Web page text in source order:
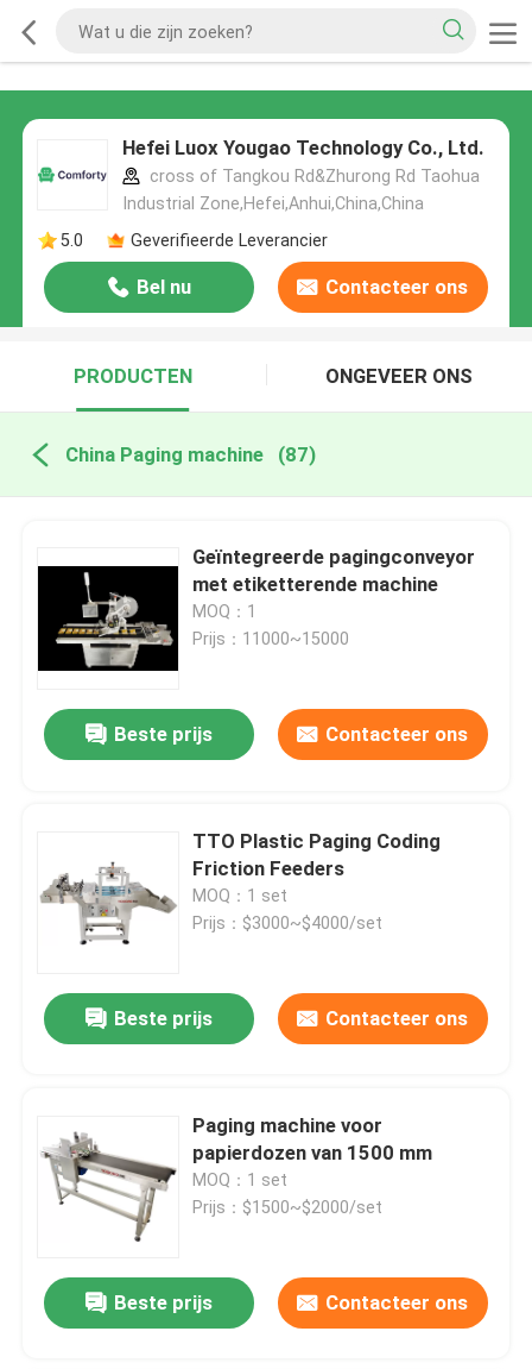
Hefei Luox Yougao Technology Co., Ltd.
cross of Tangkou Rd&Zhurong Rd Taohua
Industrial Zone,Hefei,Anhui,China,China
5.0
Geverifieerde Leverancier
Bel nu Contacteer ons
PRODUCTEN ONGEVEER ONS
China Paging machine (87)
Geïntegreerde pagingconveyor
met etiketterende machine
MOQ：1
Prijs：11000~15000
Beste prijs Contacteer ons
TTO Plastic Paging Coding
Friction Feeders
MOQ：1 set
Prijs：$3000~$4000/set
Beste prijs Contacteer ons
Paging machine voor
papierdozen van 1500 mm
MOQ：1 set
Prijs：$1500~$2000/set
Beste prijs Contacteer ons